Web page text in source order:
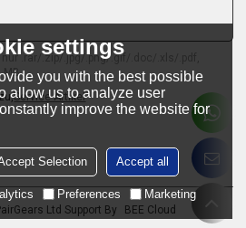
nur .rar/.zip/.jpg/.png/.gif/.doc/.xls/.pdf,
MB
Service-Artikel
Ltd Support By BEE Cloud
settings
you with the best possible
allow us to analyze user
improve the website for
Selection Accept all
Preferences Marketing